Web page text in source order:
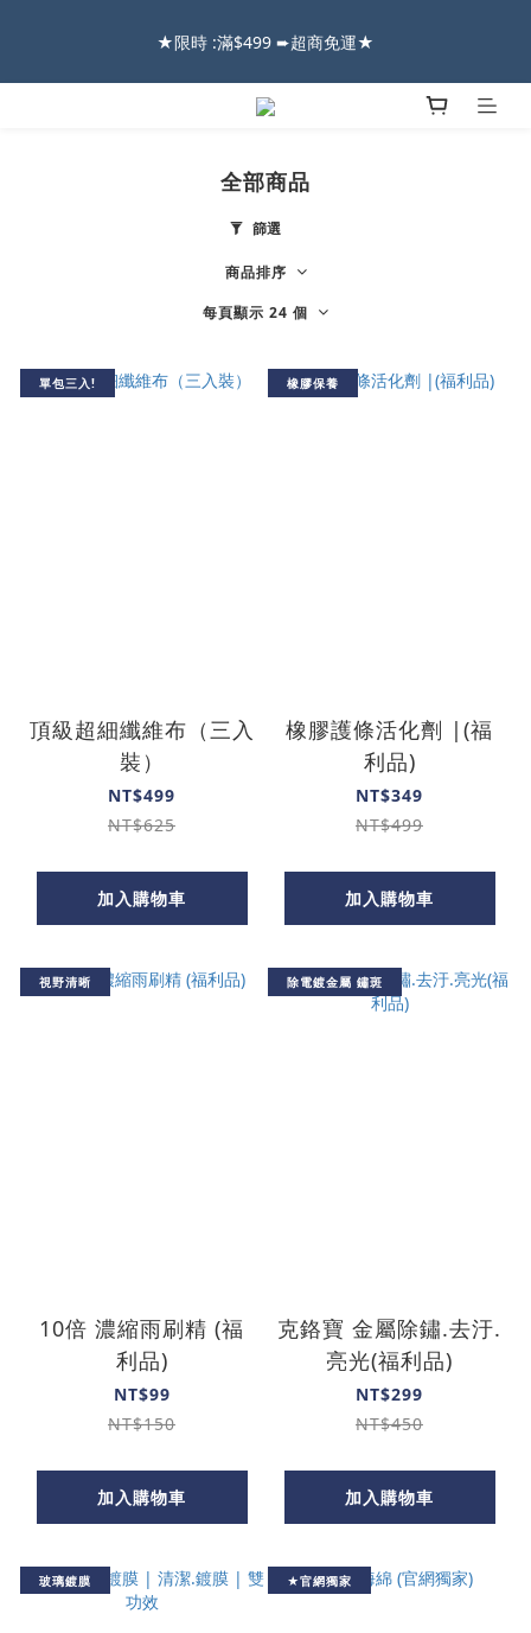
看鍍膜攻略✔ )
★限時 :滿$499 ➨超商免運★
2026車友推薦新車鍍膜１００% 成功的秘訣，全靠這組😎　 ( 查
全部商品
篩選
商品排序
每頁顯示 24 個
單包三入!
頂級超細纖維布（三入
裝）
NT$499
NT$625
加入購物車
橡膠保養
橡膠護條活化劑 |(福
利品)
NT$349
NT$499
加入購物車
視野清晰
10倍 濃縮雨刷精 (福
利品)
NT$99
NT$150
加入購物車
除電鍍金屬 鏽斑
克鉻寶 金屬除鏽.去汙.
亮光(福利品)
NT$299
NT$450
加入購物車
玻璃鍍膜 ★官網獨家